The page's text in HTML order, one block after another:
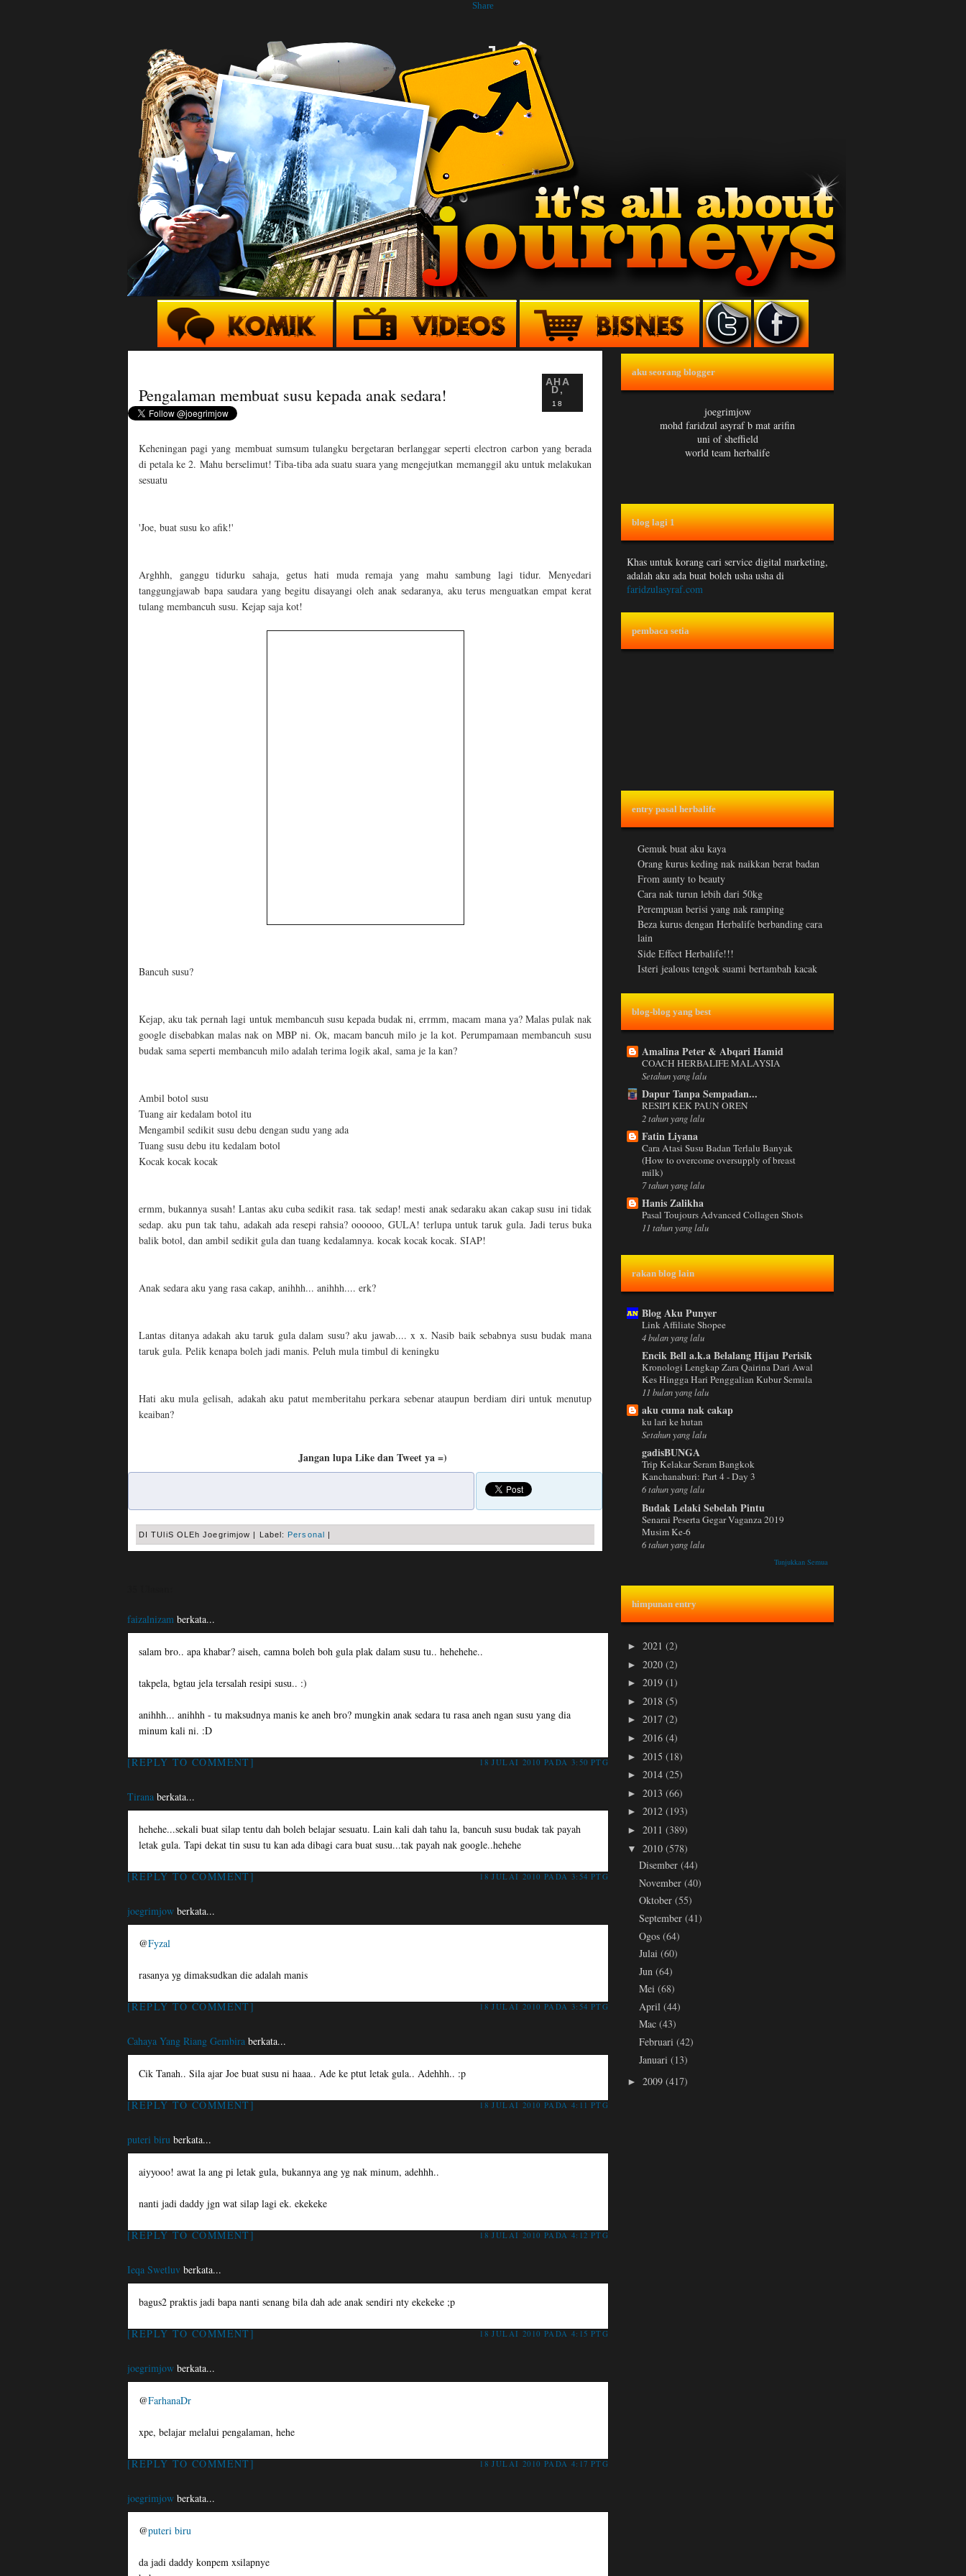
Share
J
O
E
AHA
D,
18
Pengalaman membuat susu kepada anak sedara!
Keheningan pagi yang membuat sumsum tulangku bergetaran berlanggar seperti electron carbon yang berada
di petala ke 2. Mahu berselimut! Tiba-tiba ada suatu suara yang mengejutkan memanggil aku untuk melakukan
sesuatu
'Joe, buat susu ko afik!'
Arghhh, ganggu tidurku sahaja, getus hati muda remaja yang mahu sambung lagi tidur. Menyedari
tanggungjawab bapa saudara yang begitu disayangi oleh anak sedaranya, aku terus menguatkan empat kerat
tulang membancuh susu. Kejap saja kot!
Bancuh susu?
Kejap, aku tak pernah lagi untuk membancuh susu kepada budak ni, errmm, macam mana ya? Malas pulak nak
google disebabkan malas nak on MBP ni. Ok, macam bancuh milo je la kot. Perumpamaan membancuh susu
budak sama seperti membancuh milo adalah terima logik akal, sama je la kan?
Ambil botol susu
Tuang air kedalam botol itu
Mengambil sedikit susu debu dengan sudu yang ada
Tuang susu debu itu kedalam botol
Kocak kocak kocak
ermm, bukannya susah! Lantas aku cuba sedikit rasa. tak sedap! mesti anak sedaraku akan cakap susu ini tidak
sedap. aku pun tak tahu, adakah ada resepi rahsia? oooooo, GULA! terlupa untuk taruk gula. Jadi terus buka
balik botol, dan ambil sedikit gula dan tuang kedalamnya. kocak kocak kocak. SIAP!
Anak sedara aku yang rasa cakap, anihhh... anihhh.... erk?
Lantas ditanya adakah aku taruk gula dalam susu? aku jawab.... x x. Nasib baik sebabnya susu budak mana
taruk gula. Pelik kenapa boleh jadi manis. Peluh mula timbul di keningku
Hati aku mula gelisah, adakah aku patut memberitahu perkara sebenar ataupun berdiam diri untuk menutup
keaiban?
Jangan lupa Like dan Tweet ya =)
DI TUliS OLEhJoegrimjow | Label: Personal |
faizalnizam berkata...
salam bro.. apa khabar? aiseh, camna boleh boh gula plak dalam susu tu.. hehehehe..
takpela, bgtau jela tersalah resipi susu.. :)
anihhh... anihhh - tu maksudnya manis ke aneh bro? mungkin anak sedara tu rasa aneh ngan susu yang dia
minum kali ni. :D
[REPLY TO COMMENT] 18 JULAI 2010 PADA 3:50 PTG
Tirana berkata...
hehehe...sekali buat silap tentu dah boleh belajar sesuatu. Lain kali dah tahu la, bancuh susu budak tak payah
letak gula. Tapi dekat tin susu tu kan ada dibagi cara buat susu...tak payah nak google..hehehe
[REPLY TO COMMENT] 18 JULAI 2010 PADA 3:54 PTG
joegrimjow berkata...
@Fyzal
rasanya yg dimaksudkan die adalah manis
[REPLY TO COMMENT] 18 JULAI 2010 PADA 3:54 PTG
Cahaya Yang Riang Gembira berkata...
Cik Tanah.. Sila ajar Joe buat susu ni haaa.. Ade ke ptut letak gula.. Adehhh.. :p
[REPLY TO COMMENT] 18 JULAI 2010 PADA 4:11 PTG
puteri biru berkata...
aiyyooo! awat la ang pi letak gula, bukannya ang yg nak minum, adehhh..
nanti jadi daddy jgn wat silap lagi ek. ekekeke
[REPLY TO COMMENT] 18 JULAI 2010 PADA 4:12 PTG
Ieqa Swetluv berkata...
bagus2 praktis jadi bapa nanti senang bila dah ade anak sendiri nty ekekeke ;p
[REPLY TO COMMENT] 18 JULAI 2010 PADA 4:15 PTG
joegrimjow berkata...
@FarhanaDr
xpe, belajar melalui pengalaman, hehe
[REPLY TO COMMENT] 18 JULAI 2010 PADA 4:17 PTG
joegrimjow berkata...
@puteri biru
da jadi daddy konpem xsilapnye
aku seorang blogger
joegrimjow
mohd faridzul asyraf b mat arifin
uni of sheffield
world team herbalife
blog lagi 1
Khas untuk korang cari service digital marketing,
adalah aku ada buat boleh usha usha di
faridzulasyraf.com
pembaca setia
entry pasal herbalife
Gemuk buat aku kaya
Orang kurus keding nak naikkan berat badan
From aunty to beauty
Cara nak turun lebih dari 50kg
Perempuan berisi yang nak ramping
Beza kurus dengan Herbalife berbanding cara
lain
Side Effect Herbalife!!!
Isteri jealous tengok suami bertambah kacak
blog-blog yang best
Amalina Peter & Abqari Hamid
COACH HERBALIFE MALAYSIA
Setahun yang lalu
Dapur Tanpa Sempadan...
RESIPI KEK PAUN OREN
2 tahun yang lalu
Fatin Liyana
Cara Atasi Susu Badan Terlalu Banyak
(How to overcome oversupply of breast
milk)
7 tahun yang lalu
Hanis Zalikha
Pasal Toujours Advanced Collagen Shots
11 tahun yang lalu
rakan blog lain
Blog Aku Punyer
Link Affiliate Shopee
4 bulan yang lalu
Encik Bell a.k.a Belalang Hijau Perisik
Kronologi Lengkap Zara Qairina Dari Awal
Kes Hingga Hari Penggalian Kubur Semula
11 bulan yang lalu
aku cuma nak cakap
ku lari ke hutan
Setahun yang lalu
gadisBUNGA
Trip Kelakar Seram Bangkok
Kanchanaburi: Part 4 - Day 3
6 tahun yang lalu
Budak Lelaki Sebelah Pintu
Senarai Peserta Gegar Vaganza 2019
Musim Ke-6
6 tahun yang lalu
Tunjukkan Semua
himpunan entry
► 2021 (2)
► 2020 (2)
► 2019 (1)
► 2018 (5)
► 2017 (2)
► 2016 (4)
► 2015 (18)
► 2014 (25)
► 2013 (66)
► 2012 (193)
► 2011 (389)
▼ 2010 (578)
Disember (44)
November (40)
Oktober (55)
September (41)
Ogos (64)
Julai (60)
Jun (64)
Mei (68)
April (44)
Mac (43)
Februari (42)
Januari (13)
► 2009 (417)